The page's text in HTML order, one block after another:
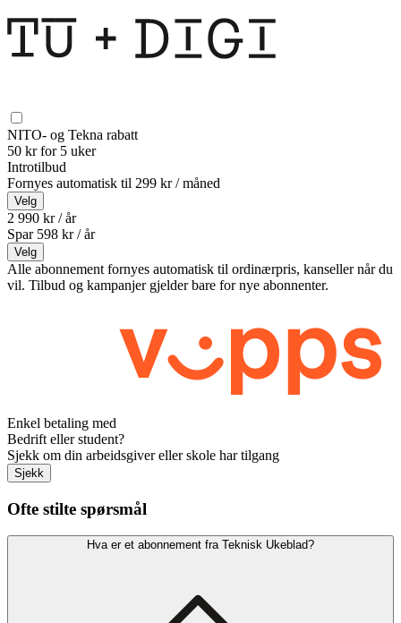
NITO- og Tekna rabatt
50 kr for 5 uker
Introtilbud
Fornyes automatisk til 299 kr / måned
Velg
2 990 kr / år
Spar 598 kr /år
Velg
Alle abonnement fornyes automatisk til ordinærpris, kanseller når du
vil. Tilbud og kampanjer gjelder bare for nye abonnenter.
Enkel betaling med
Bedrift eller student?
Sjekk om din arbeidsgiver eller skole har tilgang
Sjekk
Ofte stilte spørsmål
Hva er et abonnement fra Teknisk Ukeblad?